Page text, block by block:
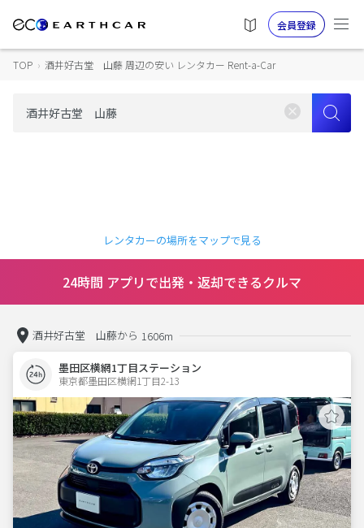
会員登録
TOP › 酒井好古堂 山藤 周辺の安い レンタカー Rent-a-Car
レンタカーの場所をマップで見る
24時間 アプリで出発・返却できるクルマ
酒井好古堂 山藤から 1606m
墨田区横網1丁目ステーション
東京都墨田区横網1丁目2-13